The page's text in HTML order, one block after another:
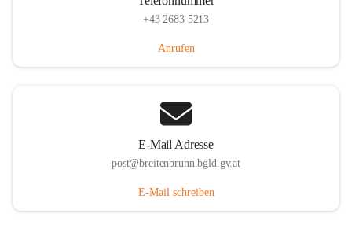
+43 2683 5213
Anrufen
E-Mail Adresse
post@breitenbrunn.bgld.gv.at
E-Mail schreiben